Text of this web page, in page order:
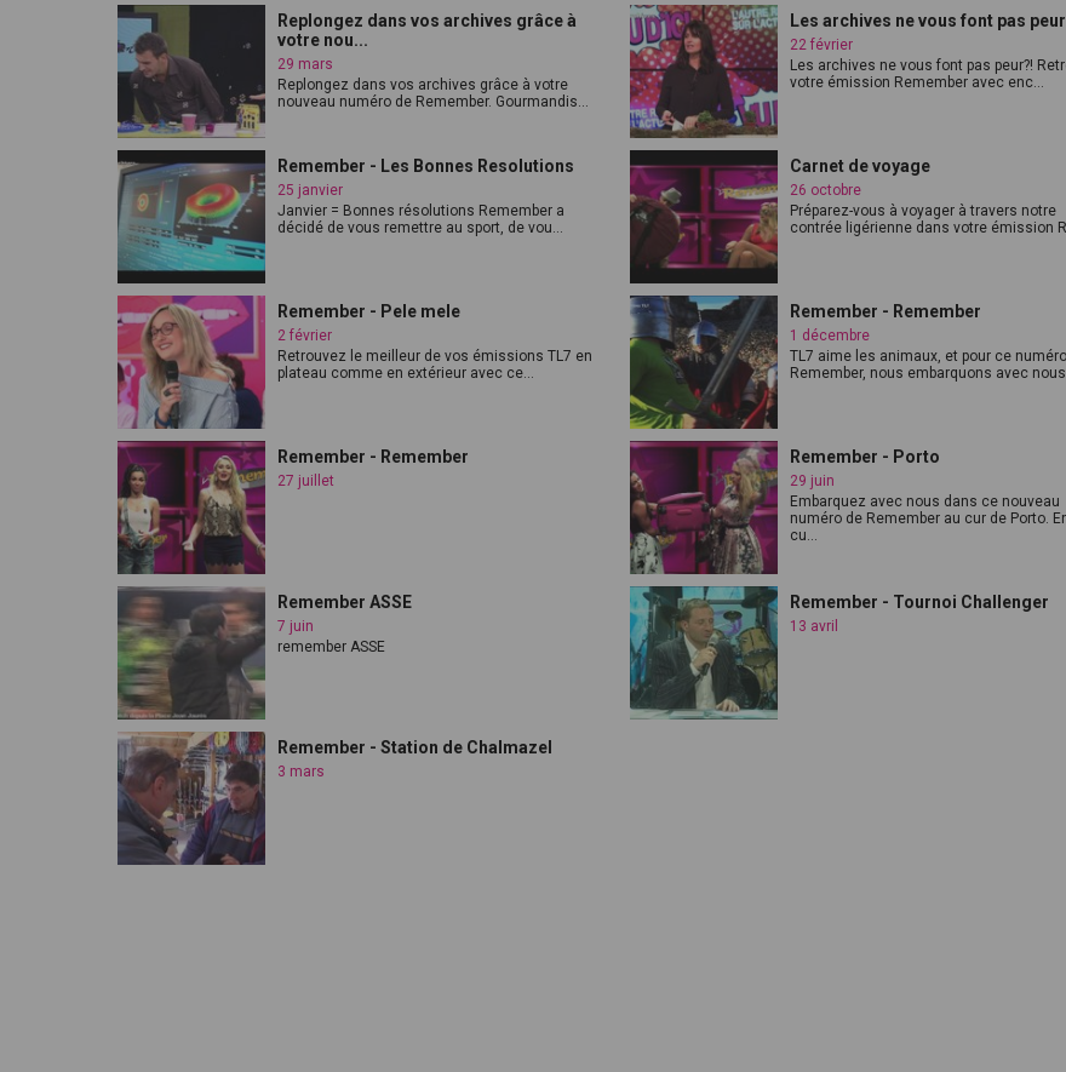
Replongez dans vos archives grâce à
votre nou...
29 mars
Replongez dans vos archives grâce à votre
nouveau numéro de Remember. Gourmandis...
Les archives ne vous font pas
22 février
Les archives ne vous font pas peur?!
votre émission Remember avec enc...
Remember - Les Bonnes Resolutions
25 janvier
Janvier = Bonnes résolutions Remember a
décidé de vous remettre au sport, de vou...
Carnet de voyage
26 octobre
Préparez-vous à voyager à travers notre
contrée ligérienne dans votre émission
Remember - Pele mele
2 février
Retrouvez le meilleur de vos émissions TL7 en
plateau comme en extérieur avec ce...
Remember - Remember
1 décembre
TL7 aime les animaux, et pour ce
Remember, nous embarquons avec
Remember - Remember
27 juillet
Remember - Porto
29 juin
Embarquez avec nous dans ce nouveau
numéro de Remember au cur de Porto.
cu...
Remember ASSE
7 juin
remember ASSE
Remember - Tournoi Challenger
13 avril
Remember - Station de Chalmazel
3 mars